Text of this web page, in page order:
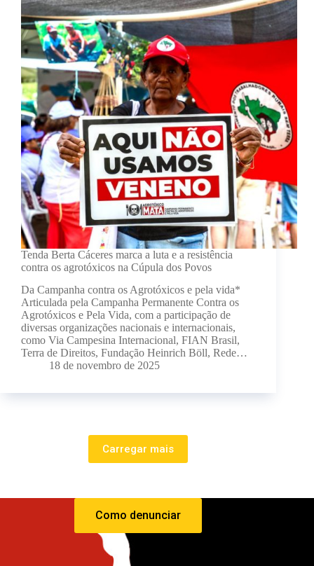
Tenda Berta Cáceres marca a luta e a resistência
contra os agrotóxicos na Cúpula dos Povos
Da Campanha contra os Agrotóxicos e pela vida*
Articulada pela Campanha Permanente Contra os
Agrotóxicos e Pela Vida, com a participação de
diversas organizações nacionais e internacionais,
como Via Campesina Internacional, FIAN Brasil,
Terra de Direitos, Fundação Heinrich Böll, Rede…
18 de novembro de 2025
Carregar mais
Como denunciar